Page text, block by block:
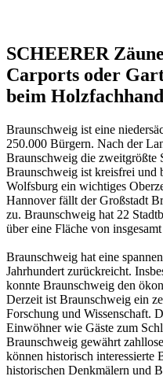
SCHEERER
Carports oder
beim
Braunschweig ist eine
250.000 Bürgern. Nach der
Braunschweig die zweitgrößte
Braunschweig ist kreisfrei und
Wolfsburg ein wichtiges
Hannover fällt der Großstadt
zu. Braunschweig hat 22
über eine Fläche von
Braunschweig hat eine
Jahrhundert zurückreicht.
konnte Braunschweig den
Derzeit ist Braunschweig ein
Forschung und Wissenschaft.
Einwöhner wie Gäste zum
Braunschweig gewährt
können historisch interessierte
historischen Denkmälern und